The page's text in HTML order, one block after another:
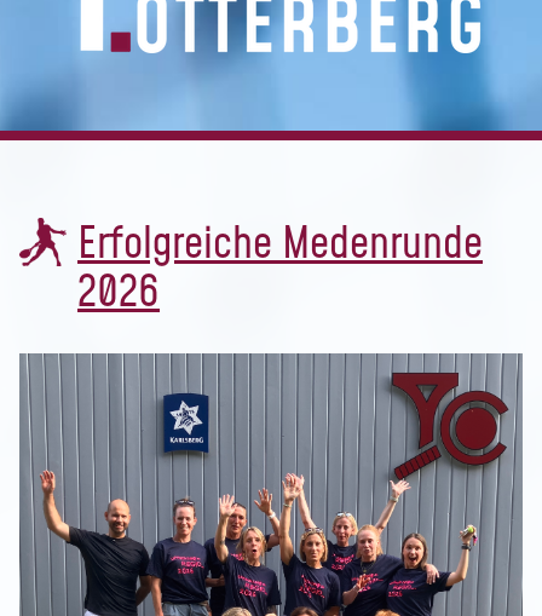
Erfolgreiche Medenrunde
2026